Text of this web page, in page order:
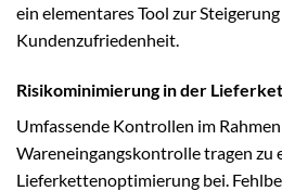
ein elementares Tool zur
Kundenzufriedenheit.
Risikominimierung in der
Umfassende Kontrollen im
Wareneingangskontrolle tragen zu
Lieferkettenoptimierung bei.